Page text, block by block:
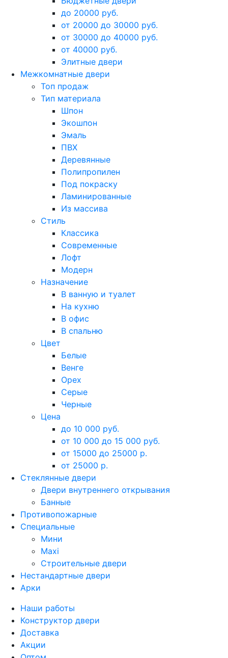
до 20000 руб.
от 20000 до 30000 руб.
от 30000 до 40000 руб.
от 40000 руб.
Элитные двери
Межкомнатные двери
Топ продаж
Тип материала
Шпон
Экошпон
Эмаль
ПВХ
Деревянные
Полипропилен
Под покраску
Ламинированные
Из массива
Стиль
Классика
Современные
Лофт
Модерн
Назначение
В ванную и туалет
На кухню
В офис
В спальню
Цвет
Белые
Венге
Орех
Серые
Черные
Цена
до 10 000 руб.
от 10 000 до 15 000 руб.
от 15000 до 25000 р.
от 25000 р.
Стеклянные двери
Двери внутреннего открывания
Банные
Противопожарные
Специальные
Мини
Maxi
Строительные двери
Нестандартные двери
Арки
Наши работы
Конструктор двери
Доставка
Акции